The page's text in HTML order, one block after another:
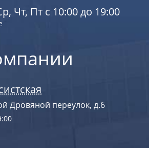
Дровяной переулок, д.6
Чт, Пт с 10:00 до 19:00